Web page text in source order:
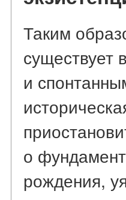
Таким
существует
и
о
рождения,